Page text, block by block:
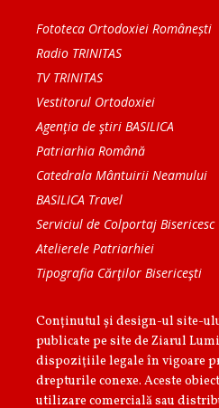
Fototeca Ortodoxiei Românești
Radio TRINITAS
TV TRINITAS
Vestitorul Ortodoxiei
Agenţia de ştiri BASILICA
Patriarhia Română
Catedrala Mântuirii Neamului
BASILICA Travel
Serviciul de Colportaj Bisericesc
Atelierele Patriarhiei
Tipografia Cărţilor Bisericeşti
Conținutul și design-ul site-
publicate pe site de Ziarul
dispoziţiile legale în vigoare
drepturile conexe. Aceste
utilizare comercială sau